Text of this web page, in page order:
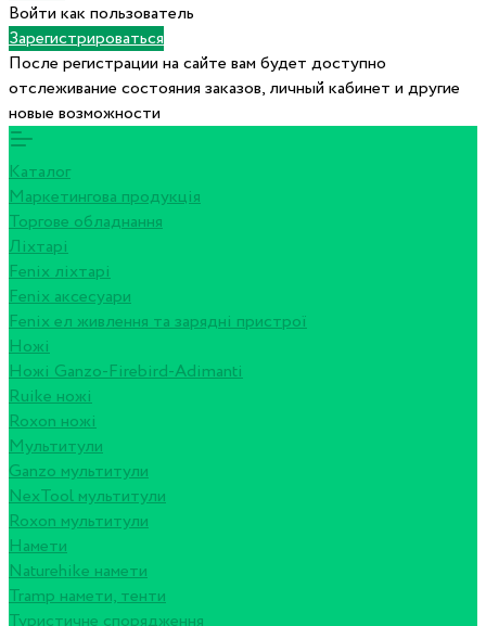
Войти как пользователь
Зарегистрироваться
После регистрации на сайте вам будет доступно
отслеживание состояния заказов, личный кабинет и другие
новые возможности
Каталог
Маркетингова продукція
Торгове обладнання
Ліхтарі
Fenix ліхтарі
Fenix аксесуари
Fenix ел живлення та зарядні пристрої
Ножі
Ножі Ganzo-Firebird-Adimanti
Ruike ножі
Roxon ножi
Мультитули
Ganzo мультитули
NexTool мультитули
Roxon мультитули
Намети
Naturehike намети
Tramp намети, тенти